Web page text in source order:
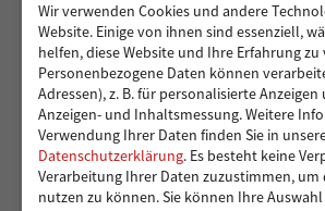
Sicher von A nach B für Peshmarga
Ein sicherer Ort für Kinder, die viel zu
Verantwortung übernehmen – 14.000
Kindergruppen der Vereinigung
Wir verwenden Cookies und andere
Website. Einige von ihnen sind essenziell,
helfen, diese Website und Ihre Erfahrung zu
Personenbezogene Daten können
Adressen), z. B. für personalisierte
Anzeigen- und Inhaltsmessung.Weitere
Verwendung Ihrer Daten finden Sie in
Datenschutzerklärung. Es besteht keine
Verarbeitung Ihrer Daten zuzustimmen, um
nutzen zu können.Sie können Ihre